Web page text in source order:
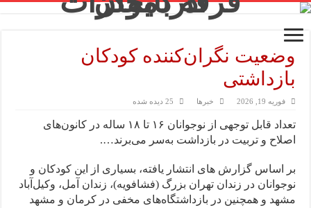
وضعیت نگران‌کننده کودکان
بازداشتی
فوریه 19, 2026 خبرها 25 دیده شده
تعداد قابل توجهی از نوجوانان ۱۶ تا ۱۸ ساله در کانون‌های
اصلاح و تربیت در بازداشت به‌سر می‌برند….
بر اساس گزارش های انتشار یافته، بسیاری از این کودکان و
نوجوانان در زندان تهران بزرگ (فشافویه)، زندان آمل، وکیل‌آباد
مشهد و همچنین در بازداشتگاه‌های مخفی در کرمان و مشهد